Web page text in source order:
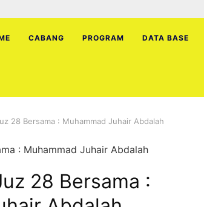
CABANG PROGRAM DATA BASE
28 Bersama : Muhammad Juhair Abdalah
28 Bersama :